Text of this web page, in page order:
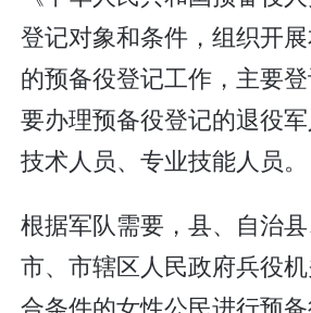
登记对象和条件，组织开
的预备役登记工作，主要
要办理预备役登记的退役
技术人员、专业技能人员。
根据军队需要，县、自治
市、市辖区人民政府兵役